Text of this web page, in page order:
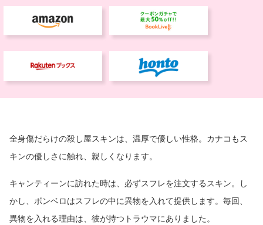
全身傷だらけの殺し屋スキンは、温厚で優しい性格。カナコもス
キンの優しさに触れ、親しくなります。
キャンティーンに訪れた時は、必ずスフレを注文するスキン。し
かし、ボンベロはスフレの中に異物を入れて提供します。毎回、
異物を入れる理由は、彼が持つトラウマにありました。